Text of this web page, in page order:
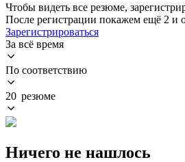
Чтобы видеть все резюме,
После регистрации покажем ещё 2 и
Зарегистрироваться
За всё время
По соответствию
20 резюме
Ничего не нашлось